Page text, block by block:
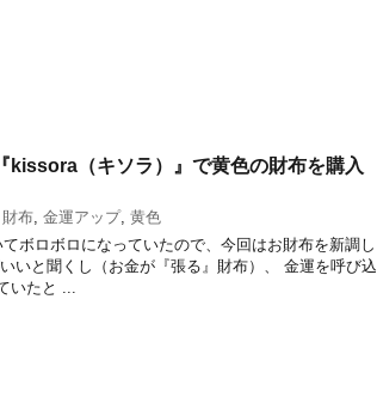
kissora（キソラ）』で黄色の財布を購入
財布 金運アップ, 黄色
ボロボロになっていたので、今回はお財布を新調し
いと聞くし（お金が『張る』財布）、 金運を呼び込
いたと ...